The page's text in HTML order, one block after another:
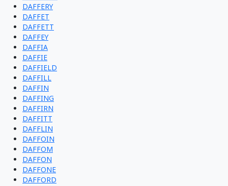
DAFFERY
DAFFET
DAFFETT
DAFFEY
DAFFIA
DAFFIE
DAFFIELD
DAFFILL
DAFFIN
DAFFING
DAFFIRN
DAFFITT
DAFFLIN
DAFFOIN
DAFFOM
DAFFON
DAFFONE
DAFFORD